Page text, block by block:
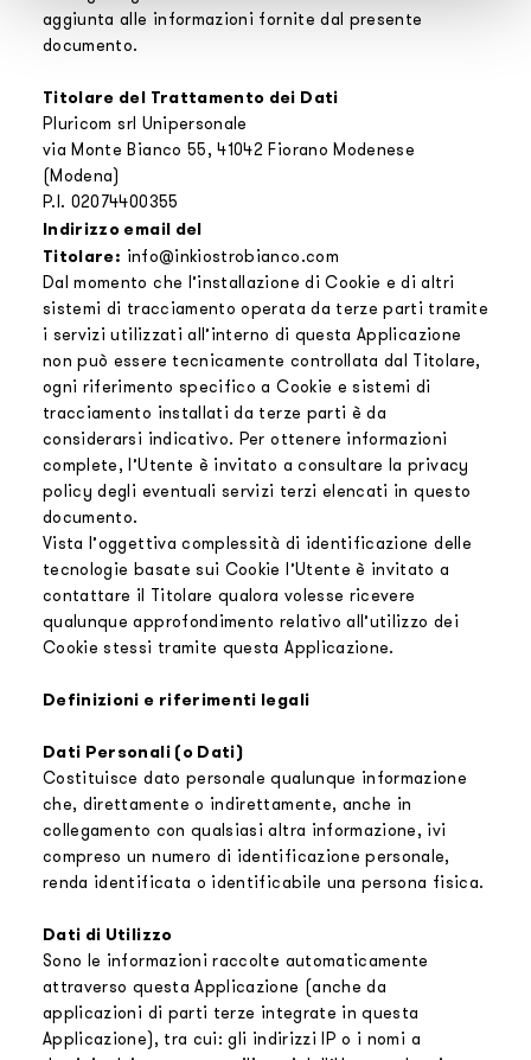
aggiunta alle informazioni fornite dal presente
documento.
Titolare del Trattamento dei Dati
Pluricom srl Unipersonale
via Monte Bianco 55, 41042 Fiorano Modenese
(Modena)
P.I. 02074400355
Indirizzo email del
Titolare: info@inkiostrobianco.com
Dal momento che l’installazione di Cookie e di altri
sistemi di tracciamento operata da terze parti tramite
i servizi utilizzati all’interno di questa Applicazione
non può essere tecnicamente controllata dal Titolare,
ogni riferimento specifico a Cookie e sistemi di
tracciamento installati da terze parti è da
considerarsi indicativo. Per ottenere informazioni
complete, l’Utente è invitato a consultare la privacy
policy degli eventuali servizi terzi elencati in questo
documento.
Vista l’oggettiva complessità di identificazione delle
tecnologie basate sui Cookie l’Utente è invitato a
contattare il Titolare qualora volesse ricevere
qualunque approfondimento relativo all’utilizzo dei
Cookie stessi tramite questa Applicazione.
Definizioni e riferimenti legali
Dati Personali (o Dati)
Costituisce dato personale qualunque informazione
che, direttamente o indirettamente, anche in
collegamento con qualsiasi altra informazione, ivi
compreso un numero di identificazione personale,
renda identificata o identificabile una persona fisica.
Dati di Utilizzo
Sono le informazioni raccolte automaticamente
attraverso questa Applicazione (anche da
applicazioni di parti terze integrate in questa
Applicazione), tra cui: gli indirizzi IP o i nomi a